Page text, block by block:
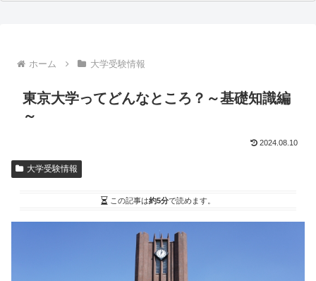
ホーム 大学受験情報
東京大学ってどんなところ？～基礎知識編
～
2024.08.10
大学受験情報
この記事は約5分で読めます。